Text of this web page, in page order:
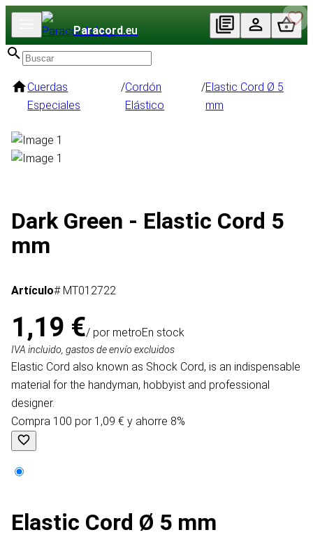
Paracord.eu
Cuerdas
Especiales
/Cordón
Elástico
/Elastic Cord Ø 5
mm
Dark Green - Elastic Cord 5
mm
Artículo# MT012722
1,19 €/ por metroEn stock
IVA incluido, gastos de envío excluidos
Elastic Cord also known as Shock Cord, is an indispensable
material for the handyman, hobbyist and professional
designer.
Compra 100 por 1,09 € y ahorre 8%
Elastic Cord Ø 5 mm